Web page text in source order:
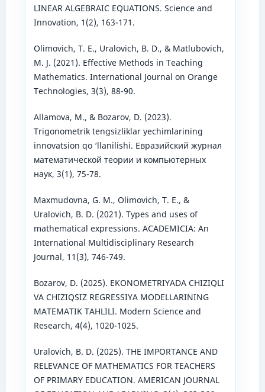
LINEAR ALGEBRAIC EQUATIONS. Science and
Innovation, 1(2), 163-171.
Olimovich, T. E., Uralovich, B. D., & Matlubovich,
M. J. (2021). Effective Methods in Teaching
Mathematics. International Journal on Orange
Technologies, 3(3), 88-90.
Allamova, M., & Bozarov, D. (2023).
Trigonometrik tengsizliklar yechimlarining
innovatsion qo ‘llanilishi. Евразийский журнал
математической теории и компьютерных
наук, 3(1), 75-78.
Maxmudovna, G. M., Olimovich, T. E., &
Uralovich, B. D. (2021). Types and uses of
mathematical expressions. ACADEMICIA: An
International Multidisciplinary Research
Journal, 11(3), 746-749.
Bozarov, D. (2025). EKONOMETRIYADA CHIZIQLI
VA CHIZIQSIZ REGRESSIYA MODELLARINING
MATEMATIK TAHLILI. Modern Science and
Research, 4(4), 1020-1025.
Uralovich, B. D. (2025). THE IMPORTANCE AND
RELEVANCE OF MATHEMATICS FOR TEACHERS
OF PRIMARY EDUCATION. AMERICAN JOURNAL